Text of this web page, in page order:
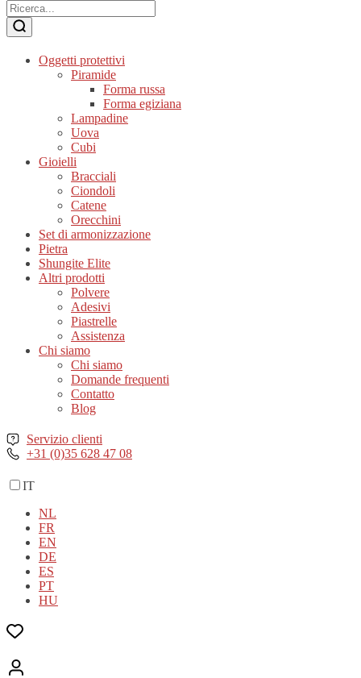
Oggetti protettivi
Piramide
Forma russa
Forma egiziana
Lampadine
Uova
Cubi
Gioielli
Bracciali
Ciondoli
Catene
Orecchini
Set di armonizzazione
Pietra
Shungite Elite
Altri prodotti
Polvere
Adesivi
Piastrelle
Assistenza
Chi siamo
Chi siamo
Domande frequenti
Contatto
Blog
Servizio clienti
+31 (0)35 628 47 08
IT
NL
FR
EN
DE
ES
PT
HU